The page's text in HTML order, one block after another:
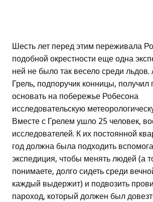
Шесть лет перед этим переживала
подобной окрестности еще одна
ней не было так весело среди
Грель, подпоручик конницы, получил
основать на побережье Робесона
исследовательскую
Вместе с Грелем ушло 25 человек,
исследователей. К их постоянной
год должна была подходить
экспедиция, чтобы менять людей (а
понимаете, долго сидеть среди
каждый выдержит) и подвозить
пароход, который должен был